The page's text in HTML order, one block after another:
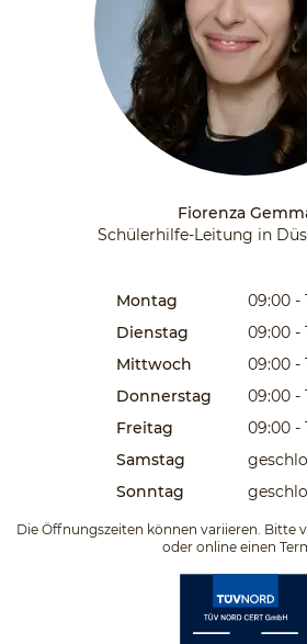
Fiorenza
Schülerhilfe-Leitung in
Montag 09:00 -
Dienstag
09:00 -
Mittwoch
09:00 -
Donnerstag
09:00 -
Freitag
09:00 -
Samstag
Sonntag
Die Öffnungszeiten können variieren. Bitte
oder online einen